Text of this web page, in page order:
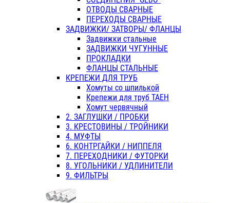
ОТВОДЫ СВАРНЫЕ
ПЕРЕХОДЫ СВАРНЫЕ
ЗАДВИЖКИ/ ЗАТВОРЫ/ ФЛАНЦЫ
Задвижки стальные
ЗАДВИЖКИ ЧУГУННЫЕ
ПРОКЛАДКИ
ФЛАНЦЫ СТАЛЬНЫЕ
КРЕПЕЖИ ДЛЯ ТРУБ
Хомуты со шпилькой
Крепежи для труб ТАЕН
Хомут червячный
2. ЗАГЛУШКИ / ПРОБКИ
3. КРЕСТОВИНЫ / ТРОЙНИКИ
4. МУФТЫ
6. КОНТРГАЙКИ / НИППЕЛЯ
7. ПЕРЕХОДНИКИ / ФУТОРКИ
8. УГОЛЬНИКИ / УДЛИНИТЕЛИ
9. ФИЛЬТРЫ